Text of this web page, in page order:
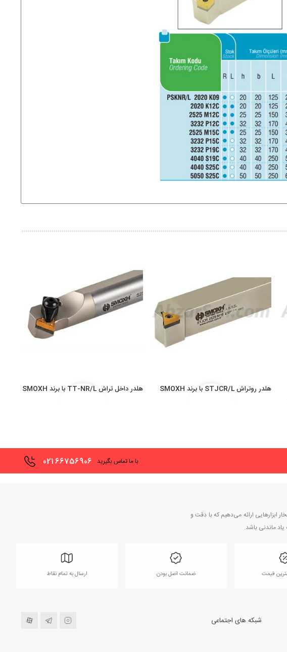
هلدر روتراش STJCR/L با برند SMOXH هلدر داخل تراش TT-NR/L با برند SMOXH
66756906
021 با ما تماس بگیرید
ابزارهایی ارائه می‌دهیم که با دقت و
ماندنی باشد.
قیمت ضمانت اصل بودن ارسال به تمام نقاط
شبکه های اجتماعی